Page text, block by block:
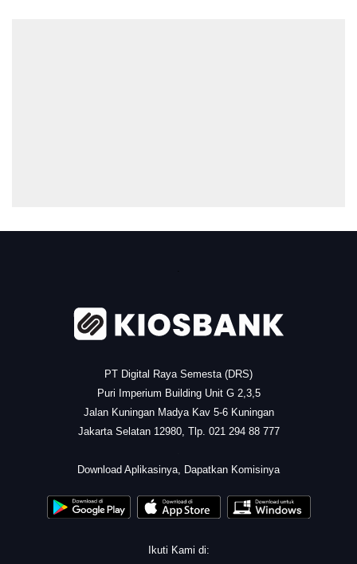
PT Digital Raya Semesta (DRS)
Puri Imperium Building Unit G 2,3,5
Jalan Kuningan Madya Kav 5-6 Kuningan
Jakarta Selatan 12980, Tlp. 021 294 88 777
Download Aplikasinya, Dapatkan Komisinya
Ikuti Kami di: